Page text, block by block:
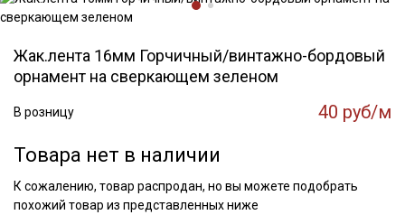
Жак.лента 16мм Горчичный/винтажно-бордовый
орнамент на сверкающем зеленом
В розницу 40 руб/м
Товара нет в наличии
К сожалению, товар распродан, но вы можете подобрать
похожий товар из представленных ниже